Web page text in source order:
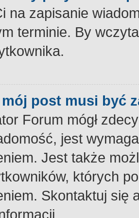
na zapisanie
terminie. By
mój post musi być
Forum mógł
jest
Jest także
których
Skontaktuj się